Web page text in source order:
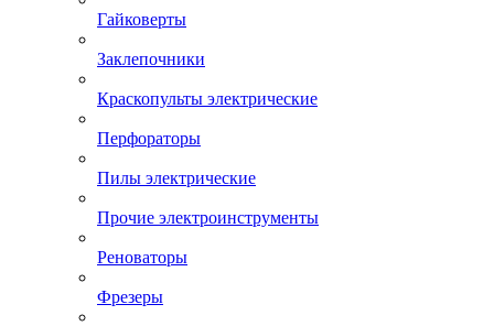
Гайковерты
Заклепочники
Краскопульты электрические
Перфораторы
Пилы электрические
Прочие электроинструменты
Реноваторы
Фрезеры